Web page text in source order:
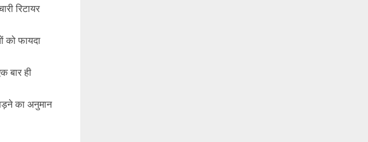
रिटायर
को फायदा
बार ही
का अनुमान